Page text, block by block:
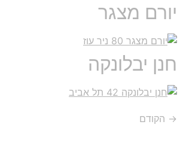
יורם מצגר
חנן יבלונקה
→ הקודם